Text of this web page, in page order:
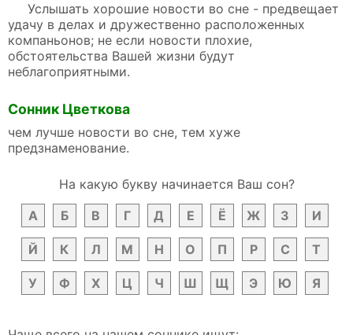
Услышать хорошие новости во сне - предвещает
удачу в делах и дружественно расположенных
компаньонов; не если новости плохие,
обстоятельства Вашей жизни будут
неблагоприятными.
Сонник Цветкова
чем лучше новости во сне, тем хуже
предзнаменование.
На какую букву начинается Ваш сон?
А
Б В Г Д Е Ё Ж З И
Й К Л М Н О П Р С Т
У Ф Х Ц Ч Ш Щ Э Ю Я